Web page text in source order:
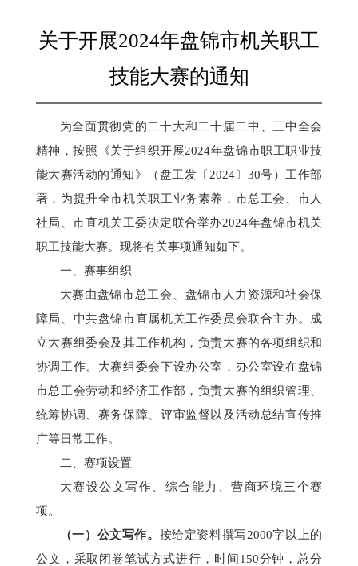
关于开展2024年盘锦市机关职工
技能大赛的通知
为全面贯彻党的二十大和二十届二中、三中全会
精神，按照 《关于组织开展2024年盘锦市职工职业技
能大赛活动的通知》（盘工发〔2024〕 30号） 工作部
署，为提升全市机关职工业务素养， 市总工会、市人
社局、市直机关工委决定联合举办2024年盘锦市机关
职工技能大赛。现将有关事项通知如下。
一、 赛事组织
大赛由盘锦市总工会、盘锦市人力资源和社会保
障局
中共盘锦市直属机关工作委员会联合主办。成
立大赛组委会及其工作机构，负责大赛的各项组织和
协调工作。 大赛组委会下设办公室，办公室设在盘锦
市总工会劳动和经济工作部 ，负责大赛的组织管理、
统筹协调、赛务保障、评审监督以及活动总结宣传推
广等日常工作。
二、 赛项设置
大赛设公文写作、综合能力、营商环境三个赛
项。
（一）公文写作。 按给定资料撰写2000字以上的
公文，采取闭卷笔试方式进行，时间 150分钟， 总分